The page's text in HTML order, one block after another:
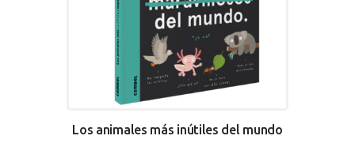
Los animales más inútiles del mundo